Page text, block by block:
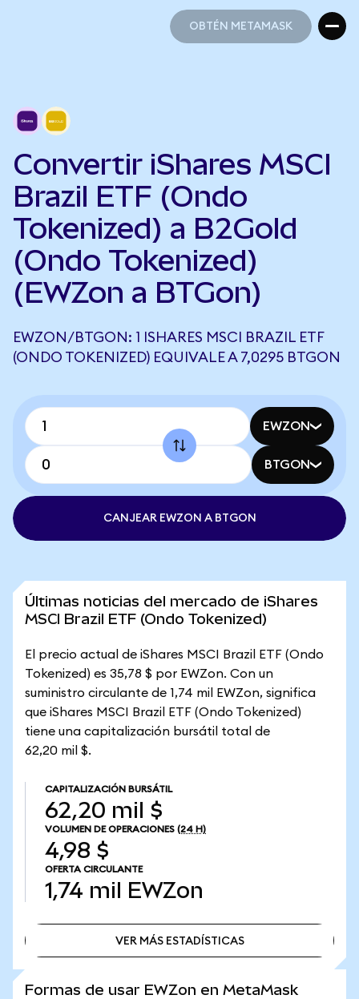
OBTÉN METAMASK
Convertir iShares MSCI
Brazil ETF (Ondo
Tokenized) a B2Gold
(Ondo Tokenized)
(EWZon a BTGon)
EWZON/BTGON: 1 ISHARES MSCI BRAZIL ETF
(ONDO TOKENIZED) EQUIVALE A 7,0295 BTGON
EWZON
BTGON
CANJEAR EWZON A BTGON
Últimas noticias del mercado de iShares
MSCI Brazil ETF (Ondo Tokenized)
El precio actual de iShares MSCI Brazil ETF (Ondo
Tokenized) es 35,78 $ por EWZon. Con un
suministro circulante de 1,74 mil EWZon, significa
que iShares MSCI Brazil ETF (Ondo Tokenized)
tiene una capitalización bursátil total de
62,20 mil $.
CAPITALIZACIÓN BURSÁTIL
62,20 mil $
VOLUMEN DE OPERACIONES (24 H)
4,98 $
OFERTA CIRCULANTE
1,74 mil EWZon
VER MÁS ESTADÍSTICAS
Formas de usar EWZon en MetaMask